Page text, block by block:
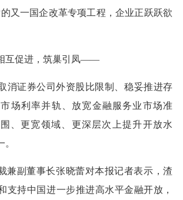
又一国企改革专项工程，企业正跃跃欲
互促进，筑巢引凤——
消证券公司外资股比限制、稳妥推进存
场利率并轨、放宽金融服务业市场准
、更宽领域、更深层次上提升开放水
兼副董事长张晓蕾对本报记者表示，渣
支持中国进一步推进高水平金融开放，